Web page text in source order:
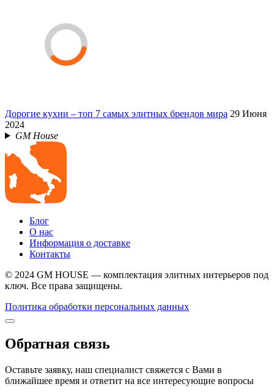
Дорогие кухни – топ 7 самых элитных брендов мира 29 Июня
2024
GM House
Блог
О нас
Информация о доставке
Контакты
© 2024 GM HOUSE — комплектация элитных интерьеров под
ключ. Все права защищены.
Политика обработки персональных данных
Обратная связь
Оставьте заявку, наш специалист свяжется с Вами в
ближайшее время и ответит на все интересующие вопросы